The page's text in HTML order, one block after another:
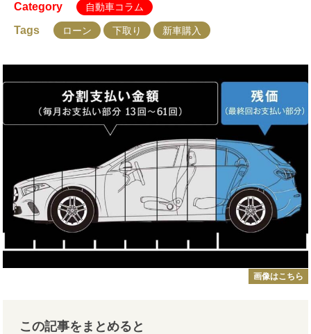
Category 自動車コラム
Tags ローン 下取り 新車購入
画像はこちら
この記事をまとめると